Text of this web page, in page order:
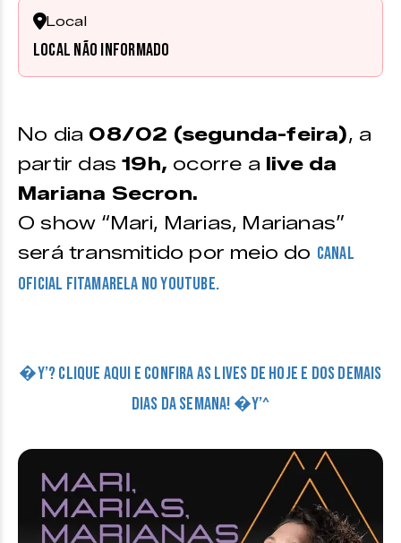
Local
Local não informado
No dia 08/02 (segunda-feira), a
partir das 19h, ocorre a live da
Mariana Secron.
O show “Mari, Marias, Marianas”
será transmitido por meio do canal
oficial Fitamarela no Youtube.
�Y’? CLIQUE AQUI E CONFIRA AS LIVES DE HOJE E DOS DEMAIS
DIAS DA SEMANA! �Y’^